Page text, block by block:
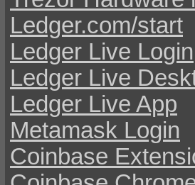
Ledger.com/start
Ledger Live Login
Ledger Live
Ledger Live App
Metamask Login
Coinbase